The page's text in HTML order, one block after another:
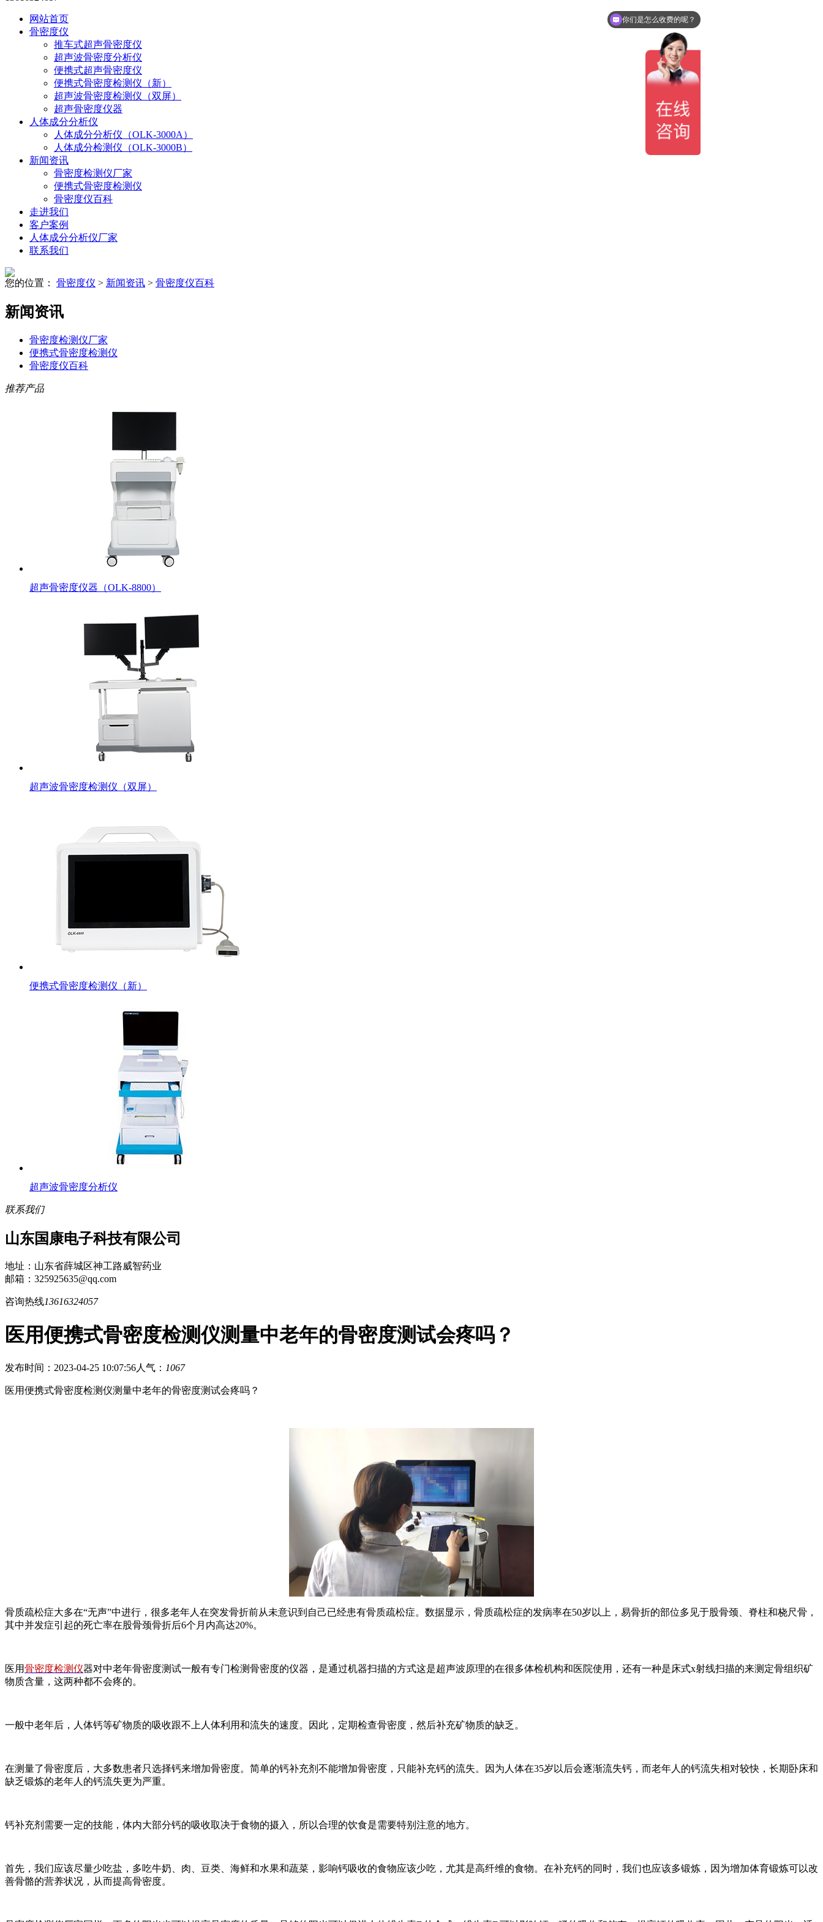
网站首页
骨密度仪
推车式超声骨密度仪
超声波骨密度分析仪
便携式超声骨密度仪
便携式骨密度检测仪（新）
超声波骨密度检测仪（双屏）
超声骨密度仪器
人体成分分析仪
人体成分分析仪（OLK-3000A）
人体成分检测仪（OLK-3000B）
新闻资讯
骨密度检测仪厂家
便携式骨密度检测仪
骨密度仪百科
走进我们
客户案例
人体成分分析仪厂家
联系我们
您的位置： 骨密度仪 > 新闻资讯 > 骨密度仪百科
新闻资讯
骨密度检测仪厂家
便携式骨密度检测仪
骨密度仪百科
推荐产品
超声骨密度仪器（OLK-8800）
超声波骨密度检测仪（双屏）
便携式骨密度检测仪（新）
超声波骨密度分析仪
联系我们
山东国康电子科技有限公司
地址：山东省薛城区神工路威智药业
邮箱：325925635@qq.com
咨询热线13616324057
医用便携式骨密度检测仪测量中老年的骨密度测试会疼吗？
发布时间：2023-04-25 10:07:56人气： 1067
医用便携式骨密度检测仪测量中老年的骨密度测试会疼吗？
骨质疏松症大多在“无声”中进行，很多老年人在突发骨折前从未意识到自己已经患有骨质疏松症。数据显示，骨质疏松症的发病率在50岁以上，易骨折的部位多见于股骨颈、脊柱和桡尺骨，
其中并发症引起的死亡率在股骨颈骨折后6个月内高达20%。
医用骨密度检测仪器对中老年骨密度测试一般有专门检测骨密度的仪器，是通过机器扫描的方式这是超声波原理的在很多体检机构和医院使用，还有一种是床式x射线扫描的来测定骨组织矿
物质含量，这两种都不会疼的。
一般中老年后，人体钙等矿物质的吸收跟不上人体利用和流失的速度。因此，定期检查骨密度，然后补充矿物质的缺乏。
在测量了骨密度后，大多数患者只选择钙来增加骨密度。简单的钙补充剂不能增加骨密度，只能补充钙的流失。因为人体在35岁以后会逐渐流失钙，而老年人的钙流失相对较快，长期卧床和
缺乏锻炼的老年人的钙流失更为严重。
钙补充剂需要一定的技能，体内大部分钙的吸收取决于食物的摄入，所以合理的饮食是需要特别注意的地方。
首先，我们应该尽量少吃盐，多吃牛奶、肉、豆类、海鲜和水果和蔬菜，影响钙吸收的食物应该少吃，尤其是高纤维的食物。在补充钙的同时，我们也应该多锻炼，因为增加体育锻炼可以改
善骨骼的营养状况，从而提高骨密度。
你们是怎么收费的呢？